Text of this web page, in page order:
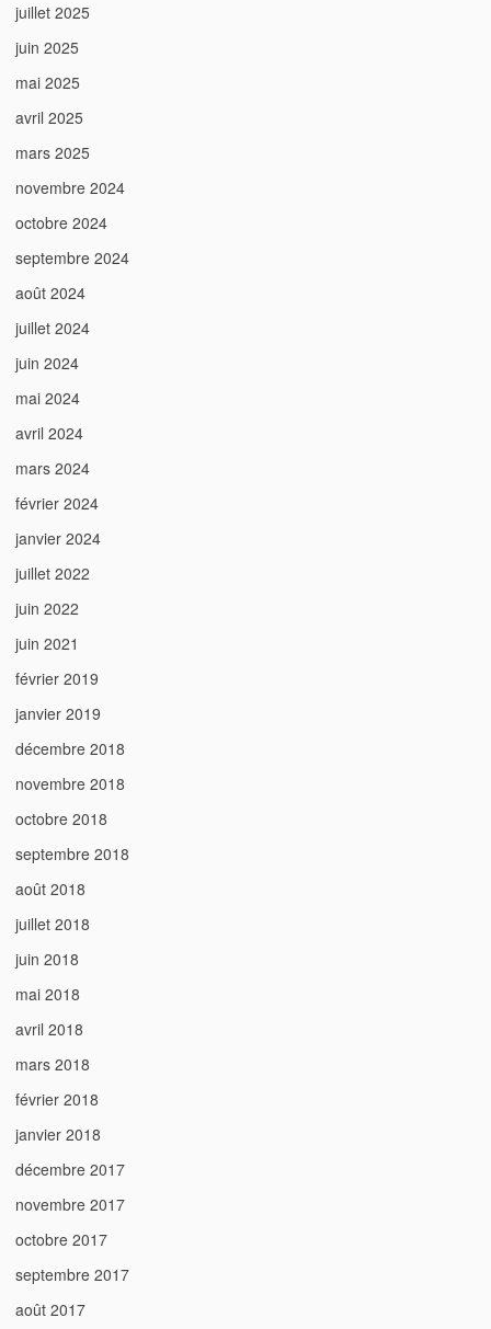
juillet 2025
juin 2025
mai 2025
avril 2025
mars 2025
novembre 2024
octobre 2024
septembre 2024
août 2024
juillet 2024
juin 2024
mai 2024
avril 2024
mars 2024
février 2024
janvier 2024
juillet 2022
juin 2022
juin 2021
février 2019
janvier 2019
décembre 2018
novembre 2018
octobre 2018
septembre 2018
août 2018
juillet 2018
juin 2018
mai 2018
avril 2018
mars 2018
février 2018
janvier 2018
décembre 2017
novembre 2017
octobre 2017
septembre 2017
août 2017